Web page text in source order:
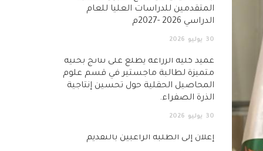
المتقدمين للدراسات العليا للعام
الدراسي 2026 -2027م
30 يوليو 2026
عميد كلية الزراعة يطّلع على نتائج بحثية
متميزة لطالبة ماجستير في قسم علوم
المحاصيل الحقلية حول تحسين إنتاجية
الذرة الصفراء.
30 يوليو 2026
إعلان إلى الطلبة الراغبين بالتقديم